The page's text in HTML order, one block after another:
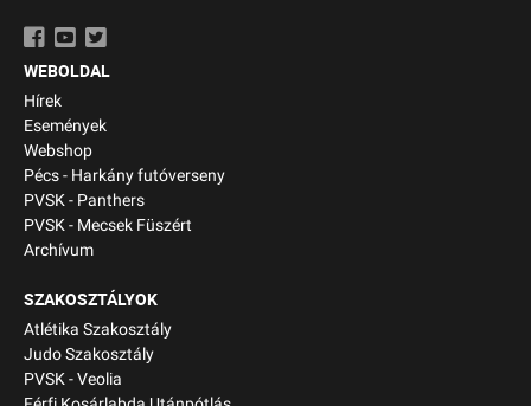
WEBOLDAL
Hírek
Események
Webshop
Pécs - Harkány futóverseny
PVSK - Panthers
PVSK - Mecsek Füszért
Archívum
SZAKOSZTÁLYOK
Atlétika Szakosztály
Judo Szakosztály
PVSK - Veolia